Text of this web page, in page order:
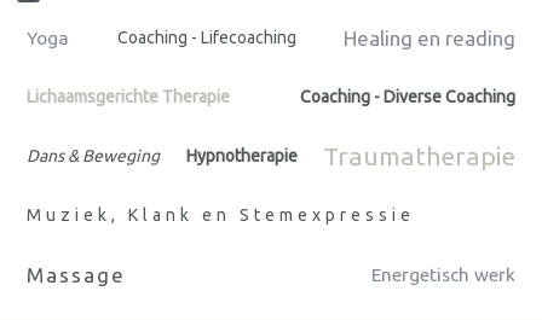
Yoga Coaching - Lifecoaching Healing en reading
Lichaamsgerichte Therapie Coaching - Diverse Coaching
Dans & Beweging Hypnotherapie Traumatherapie
Muziek, Klank en Stemexpressie
Massage Energetisch werk